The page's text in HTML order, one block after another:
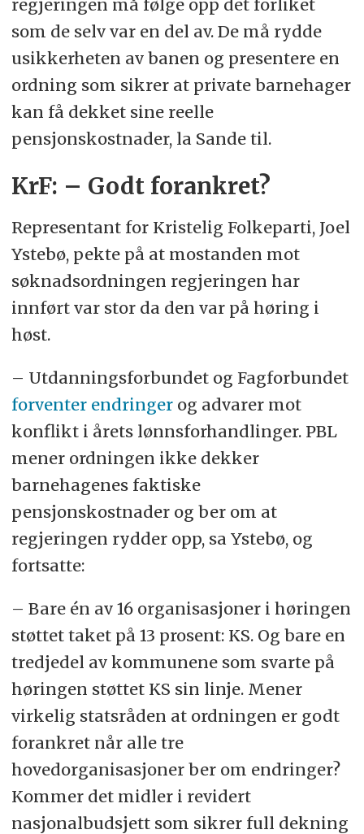
regjeringen må følge opp det forliket
som de selv var en del av. De må rydde
usikkerheten av banen og presentere en
ordning som sikrer at private barnehager
kan få dekket sine reelle
pensjonskostnader, la Sande til.
KrF: – Godt forankret?
Representant for Kristelig Folkeparti, Joel
Ystebø, pekte på at mostanden mot
søknadsordningen regjeringen har
innført var stor da den var på høring i
høst.
– Utdanningsforbundet og Fagforbundet
forventer endringerog advarer mot
konflikt i årets lønnsforhandlinger. PBL
mener ordningen ikke dekker
barnehagenes faktiske
pensjonskostnader og ber om at
regjeringen rydder opp, sa Ystebø, og
fortsatte:
– Bare én av 16 organisasjoner i høringen
støttet taket på 13 prosent: KS. Og bare en
tredjedel av kommunene som svarte på
høringen støttet KS sin linje. Mener
virkelig statsråden at ordningen er godt
forankret når alle tre
hovedorganisasjoner ber om endringer?
Kommer det midler i revidert
nasjonalbudsjett som sikrer full dekning